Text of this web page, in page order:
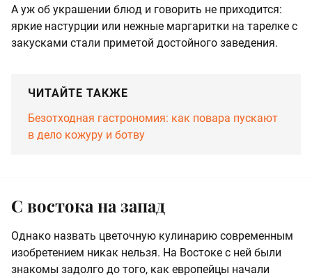
А уж об украшении блюд и говорить не приходится:
яркие настурции или нежные маргаритки на тарелке с
закусками стали приметой достойного заведения.
ЧИТАЙТЕ ТАКЖЕ
Безотходная гастрономия: как повара пускают
в дело кожуру и ботву
С востока на запад
Однако назвать цветочную кулинарию современным
изобретением никак нельзя. На Востоке с ней были
знакомы задолго до того, как европейцы начали